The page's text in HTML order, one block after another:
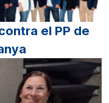
el PP de